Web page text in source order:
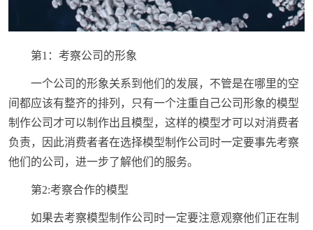
第1：考察公司的形象
一个公司的形象关系到他们的发展，不管是在哪里的空
间都应该有整齐的排列，只有一个注重自己公司形象的模型
制作公司才可以制作出且模型，这样的模型才可以对消费者
负责，因此消费者者在选择模型制作公司时一定要事先考察
他们的公司，进一步了解他们的服务。
第2:考察合作的模型
如果去考察模型制作公司时一定要注意观察他们正在制